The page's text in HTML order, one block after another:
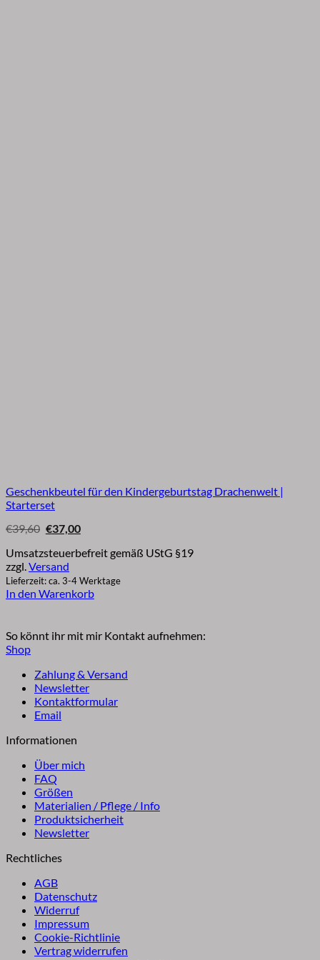
Geschenkbeutel für den Kindergeburtstag Drachenwelt |
Starterset
€39,60 Ursprünglicher
Preis
war:
€39,60
€37,00Aktueller
Preis
ist:
€37,00.
Umsatzsteuerbefreit gemäß UStG §19
zzgl.Versand
Lieferzeit: ca. 3-4 Werktage
In den Warenkorb
So könnt ihr mit mir Kontakt aufnehmen:
Shop
Zahlung & Versand
Newsletter
Kontaktformular
Email
Informationen
Über mich
FAQ
Größen
Materialien / Pflege / Info
Produktsicherheit
Newsletter
Rechtliches
AGB
Datenschutz
Widerruf
Impressum
Cookie-Richtlinie
Vertrag widerrufen